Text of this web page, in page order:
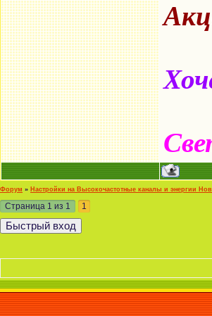
Форум » Настройки на Высокочастотные каналы и энергии
Страница 1 из 1 1